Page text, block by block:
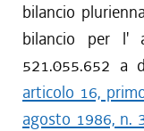
bilancio
bilancio per l'
521.055.652 a
articolo 16,
agosto 1986, n.